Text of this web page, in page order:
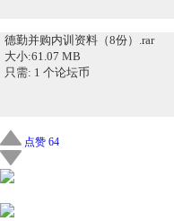
德勤并购内训资料（8份）.rar
大小:61.07 MB
只需: 1 个论坛币
点赞 64